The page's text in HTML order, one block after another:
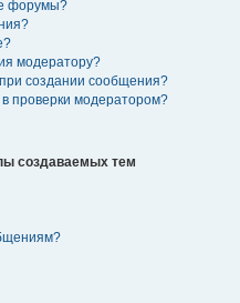
форумы?
модератору?
создании сообщения?
проверки модератором?
создаваемых тем